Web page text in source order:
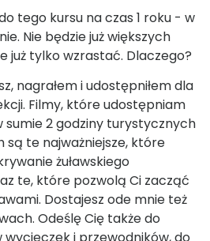
tego kursu na czas 1 roku - w
Nie będzie już większych
już tylko wzrastać. Dlaczego?
nagrałem i udostępniłem dla
Filmy, które udostępniam
sumie 2 godziny turystycznych
są te najważniejsze, które
żuławskiego
te, które pozwolą Ci zacząć
Dostajesz ode mnie też
Odeślę Cię także do
i przewodników, do